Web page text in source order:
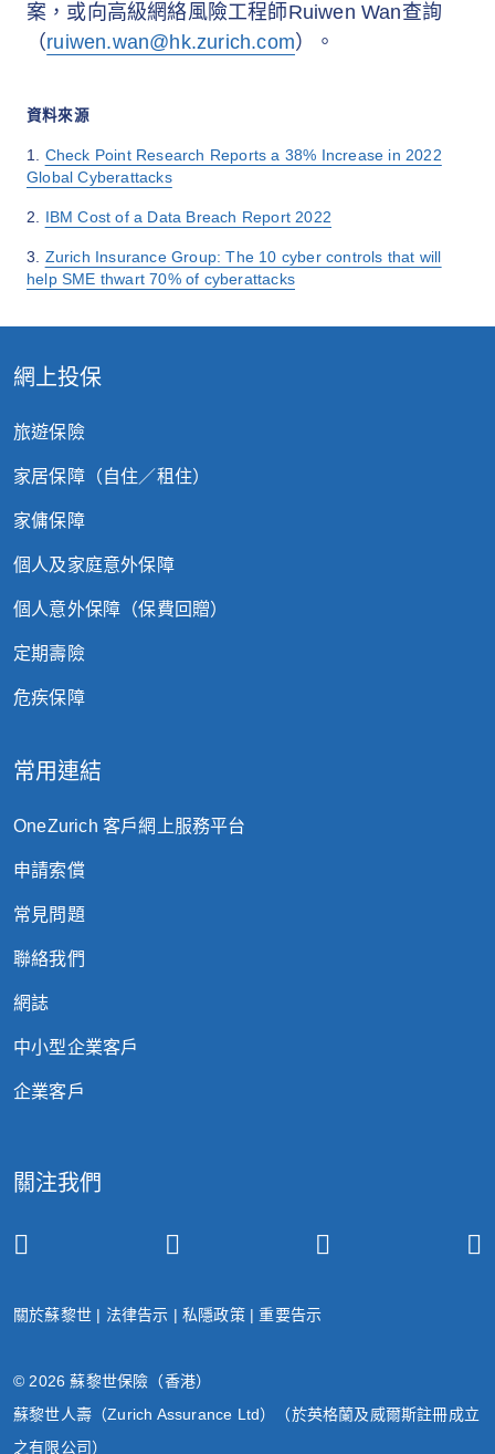
案，或向高級網絡風險工程師Ruiwen Wan查詢
（ruiwen.wan@hk.zurich.com）。
資料來源
1. Check Point Research Reports a 38% Increase in 2022
Global Cyberattacks
2. IBM Cost of a Data Breach Report 2022
3. Zurich Insurance Group: The 10 cyber controls that will
help SME thwart 70% of cyberattacks
網上投保
旅遊保險
家居保障（自住／租住）
家傭保障
個人及家庭意外保障
個人意外保障（保費回贈）
定期壽險
危疾保障
常用連結
OneZurich 客戶網上服務平台
申請索償
常見問題
聯絡我們
網誌
中小型企業客戶
企業客戶
關注我們
關於蘇黎世 | 法律告示 |私隱政策|重要告示
© 2026 蘇黎世保險（香港）
蘇黎世人壽（Zurich Assurance Ltd）（於英格蘭及威爾斯註冊成立
之有限公司）